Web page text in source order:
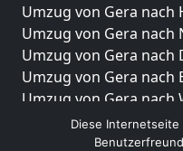
Umzug von Gera nach
Umzug von Gera nach
Umzug von Gera nach
Umzug von Gera nach
Umzug von Gera nach
Umzug von Gera nach
Umzug von Gera nach
Diese